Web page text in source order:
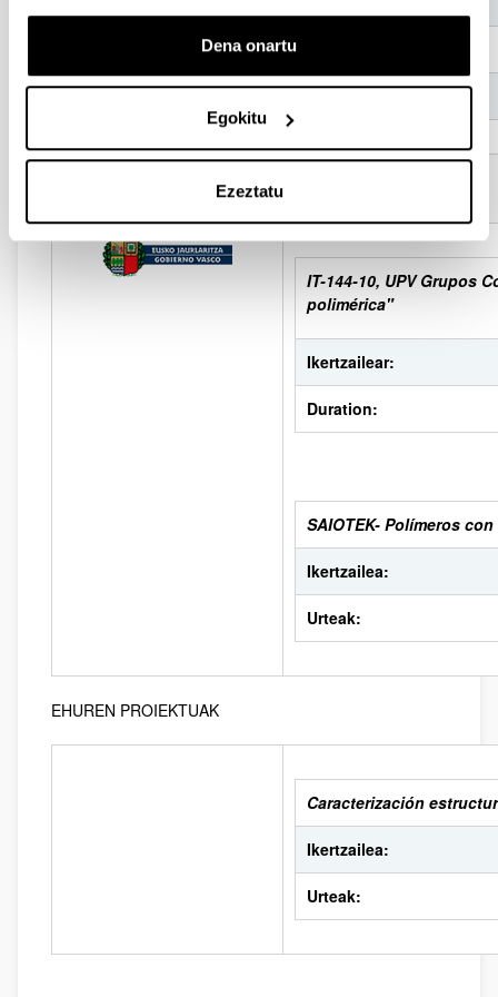
Dena onartu
Egokitu
Ezeztatu
Urteak:
EUSKO JAURLARITZAREN PROIEKTUAK
IT-144-10, UPV Grupos
polimérica"
Ikertzailear:
Duration:
SAIOTEK- Polímeros
Ikertzailea:
Urteak:
EHUREN PROIEKTUAK
Caracterización
Ikertzailea:
Urteak: